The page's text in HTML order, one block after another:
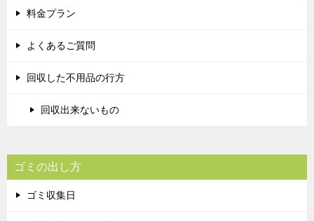
料金プラン
よくあるご質問
回収した不用品の行方
回収出来ないもの
ゴミの出し方
ゴミ収集日